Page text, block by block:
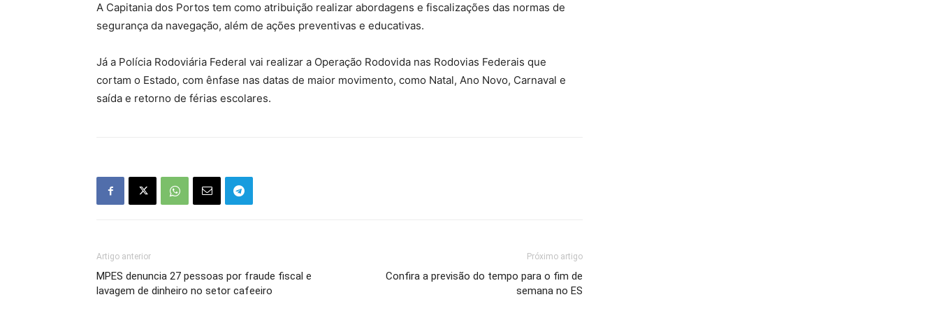
A Capitania dos Portos tem como atribuição realizar abordagens e fiscalizações das normas de
segurança da navegação, além de ações preventivas e educativas.
Já a Polícia Rodoviária Federal vai realizar a Operação Rodovida nas Rodovias Federais que
cortam o Estado, com ênfase nas datas de maior movimento, como Natal, Ano Novo, Carnaval e
saída e retorno de férias escolares.
Artigo anterior
MPES denuncia 27 pessoas por fraude fiscal e
lavagem de dinheiro no setor cafeeiro
Próximo artigo
Confira a previsão do tempo para o fim de
semana no ES